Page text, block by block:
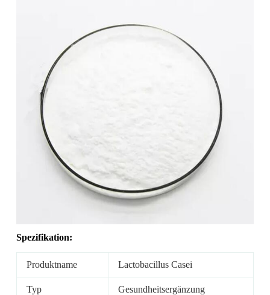
Spezifikation:
Produktname Lactobacillus Casei
Typ Gesundheitsergänzung